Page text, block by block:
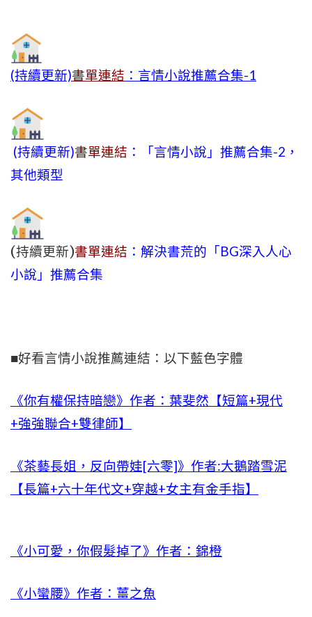
(持續更新)書單連結 ：言情小說推薦合集-1
(持續更新)書單連結 ：「言情小說」推薦合集-2，
其他類型
(持續更新)書單連結 ：解決書荒的「BG深入人心
小說」推薦合集
■好看言情小說推薦連結：以下藍色字體
《你有權保持暗戀》作者：葉斐然【短篇+現代
+強強聯合+雙律師】
《茶藝長姐，反向帶娃[六零]》作者:大鵝踏雪泥
【長篇+六十年代文+穿越+女主有金手指】
《小可愛，你假髮掉了》作者：錦橙
《小蠻腰》作者：薑之魚